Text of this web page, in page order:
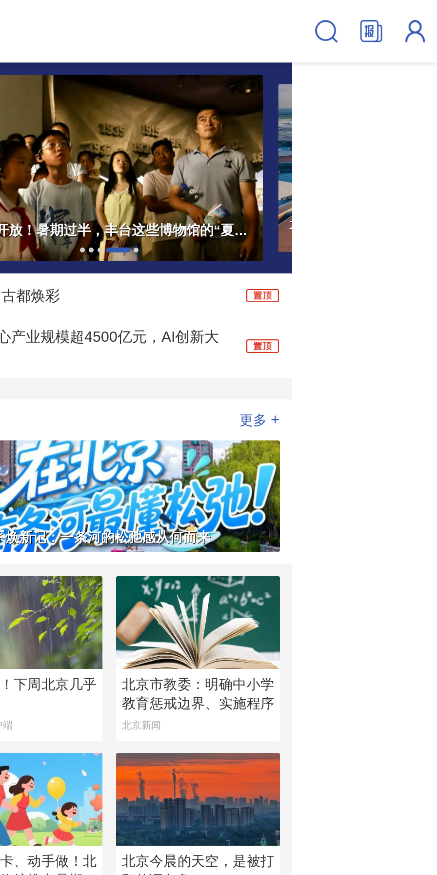
大兴机场临空经济区中欧班列服务中心正式启用 商圈上岗！会调茶饮能卖
都焕彩
产业规模超4500亿元，AI创新大
更多 +
焕新记：一条河的松弛感从何而来
下周北京几乎
端
北京市教委：明确中小学
教育惩戒边界、实施程序
北京新闻
、动手做！北
北京今晨的天空，是被打